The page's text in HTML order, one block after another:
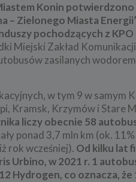
Konin
Zielonego Miasta
pochodzących z KPO
Miejski Zakład
zasilanych
w tym 9 w samym
Kramsk, Krzymów i Stare
liczy obecnie 58
ponad 3,7 mln km (ok.
rok wcześniej). Od kilku lat
Urbino, w 2021 r. 1
Hydrogen, co oznacza,